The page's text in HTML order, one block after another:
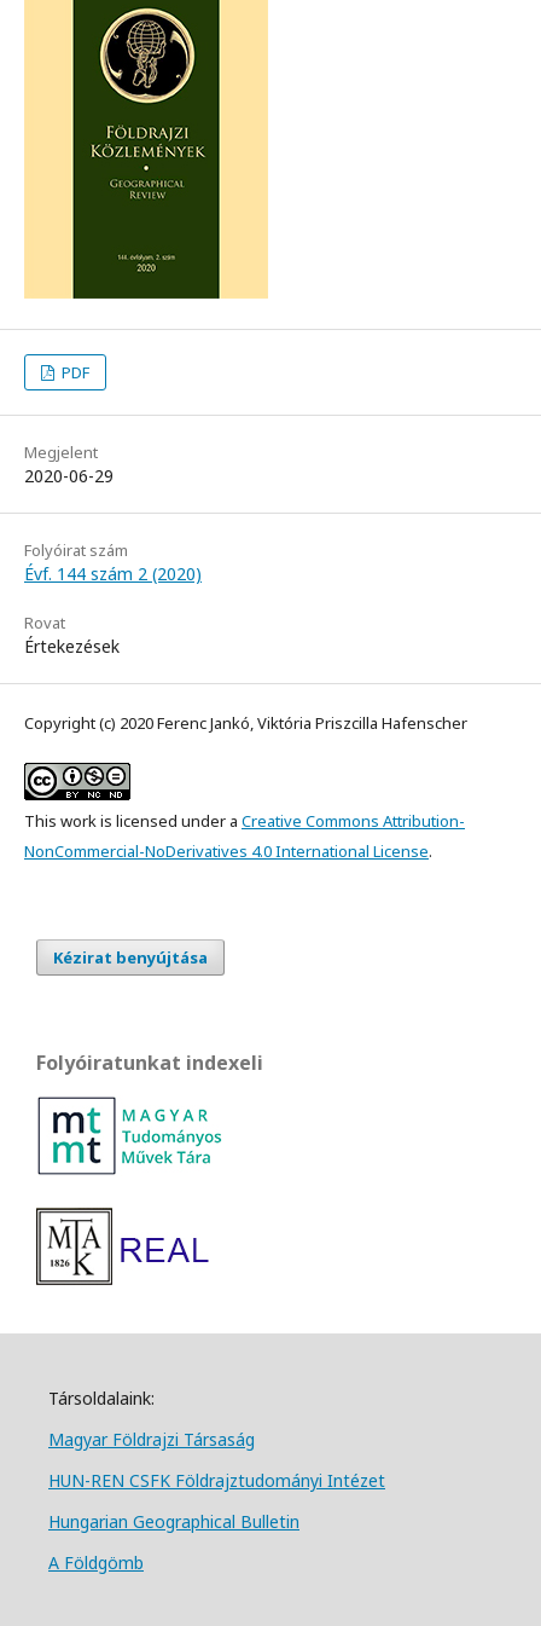
PDF
Megjelent
2020-06-29
Folyóirat szám
Évf. 144 szám 2 (2020)
Rovat
Értekezések
Copyright (c) 2020 Ferenc Jankó, Viktória Priszcilla Hafenscher
This work is licensed under a Creative Commons Attribution-
NonCommercial-NoDerivatives 4.0 International License.
Kézirat benyújtása
Folyóiratunkat indexeli
Társoldalaink:
Magyar Földrajzi Társaság
HUN-REN CSFK Földrajztudományi Intézet
Hungarian Geographical Bulletin
A Földgömb